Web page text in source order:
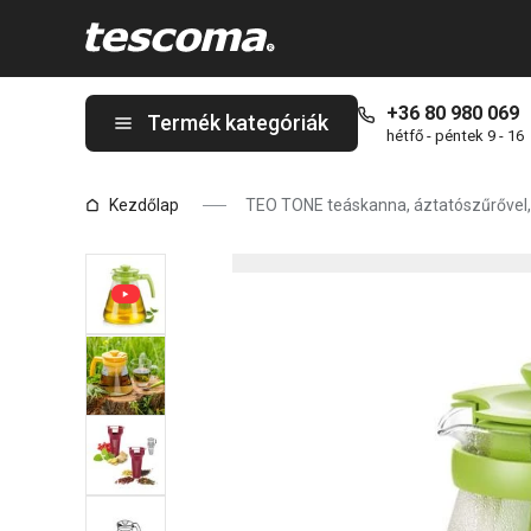
Termék kategóriák +36 80 980 069
hétfő - péntek 9 - 16
Kezdőlap TEO TONE teáskanna,